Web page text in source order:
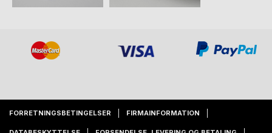
FORRETNINGSBETINGELSER FIRMAINFORMATION